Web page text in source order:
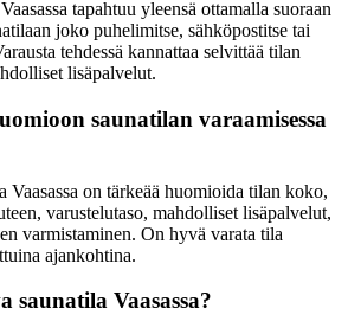
tapahtuu yleensä ottamalla suoraan
joko puhelimitse, sähköpostitse tai
tehdessä kannattaa selvittää tilan
lisäpalvelut.
saunatilan varaamisessa
Vaasassa on tärkeää huomioida tilan koko,
varustelutaso, mahdolliset lisäpalvelut,
varmistaminen. On hyvä varata tila
ajankohtina.
saunatila Vaasassa?